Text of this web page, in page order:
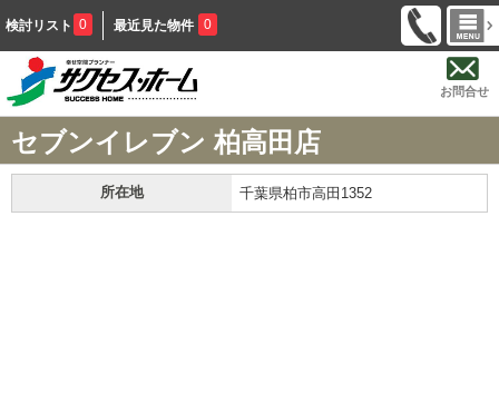
検討リスト 0 最近見た物件 0
お問合せ
セブンイレブン 柏高田店
所在地 千葉県柏市高田1352